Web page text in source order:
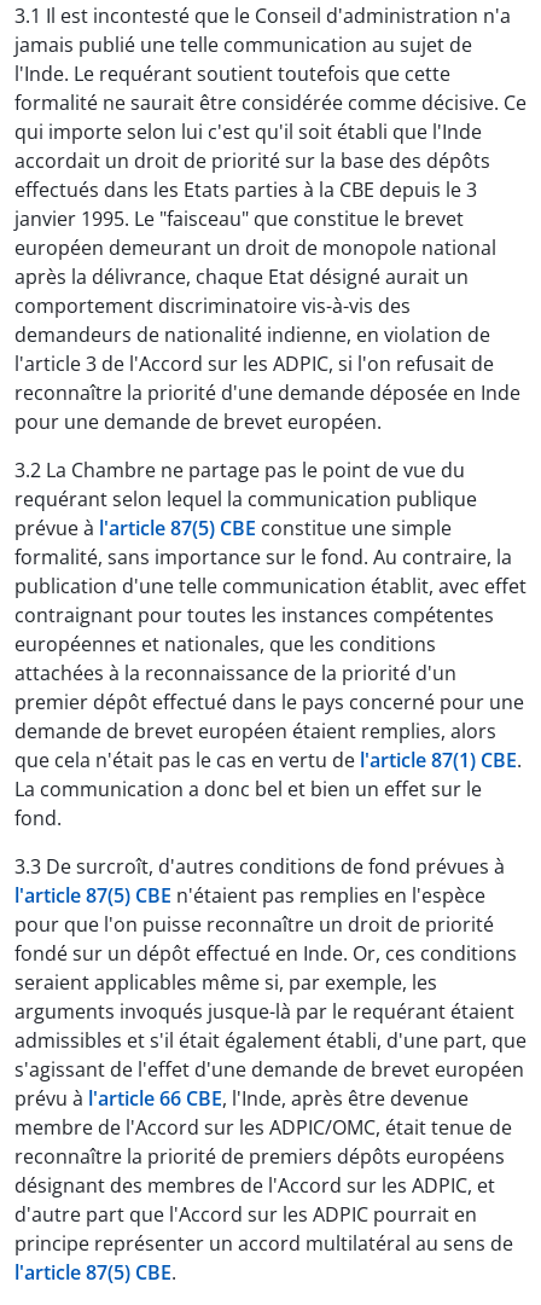
3.1 Il est incontesté que le Conseil d'administration n'a
jamais publié une telle communication au sujet de
l'Inde. Le requérant soutient toutefois que cette
formalité ne saurait être considérée comme décisive. Ce
qui importe selon lui c'est qu'il soit établi que l'Inde
accordait un droit de priorité sur la base des dépôts
effectués dans les Etats parties à la CBE depuis le 3
janvier 1995. Le "faisceau" que constitue le brevet
européen demeurant un droit de monopole national
après la délivrance, chaque Etat désigné aurait un
comportement discriminatoire vis-à-vis des
demandeurs de nationalité indienne, en violation de
l'article 3 de l'Accord sur les ADPIC, si l'on refusait de
reconnaître la priorité d'une demande déposée en Inde
pour une demande de brevet européen.
3.2 La Chambre ne partage pas le point de vue du
requérant selon lequel la communication publique
prévue à l'article 87(5) CBE constitue une simple
formalité, sans importance sur le fond. Au contraire, la
publication d'une telle communication établit, avec effet
contraignant pour toutes les instances compétentes
européennes et nationales, que les conditions
attachées à la reconnaissance de la priorité d'un
premier dépôt effectué dans le pays concerné pour une
demande de brevet européen étaient remplies, alors
que cela n'était pas le cas en vertu de l'article 87(1) CBE.
La communication a donc bel et bien un effet sur le
fond.
3.3 De surcroît, d'autres conditions de fond prévues à
l'article 87(5) CBE n'étaient pas remplies en l'espèce
pour que l'on puisse reconnaître un droit de priorité
fondé sur un dépôt effectué en Inde. Or, ces conditions
seraient applicables même si, par exemple, les
arguments invoqués jusque-là par le requérant étaient
admissibles et s'il était également établi, d'une part, que
s'agissant de l'effet d'une demande de brevet européen
prévu à l'article 66 CBE, l'Inde, après être devenue
membre de l'Accord sur les ADPIC/OMC, était tenue de
reconnaître la priorité de premiers dépôts européens
désignant des membres de l'Accord sur les ADPIC, et
d'autre part que l'Accord sur les ADPIC pourrait en
principe représenter un accord multilatéral au sens de
l'article 87(5) CBE.